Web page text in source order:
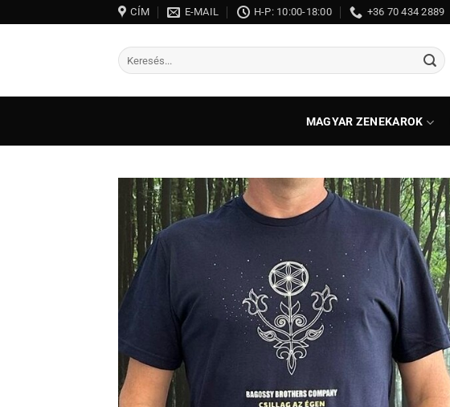
to
CÍM E-MAIL H-P: 10:00-18:00 +36 70 434 2889
Keresés
a
MAGYAR ZENEKAROK